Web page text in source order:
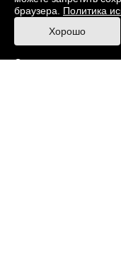
Правила
Ответы на частые
браузера. Политика
Хорошо